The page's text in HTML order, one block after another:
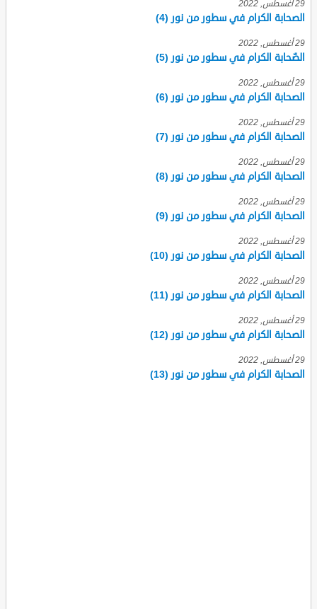
29 أغسطس, 2022
الصحابة الكرام في سطور من نور (4)
29 أغسطس, 2022
الصّحابة الكرام في سطور من نور (5)
29 أغسطس, 2022
الصحابة الكرام في سطور من نور (6)
29 أغسطس, 2022
الصحابة الكرام في سطور من نور (7)
29 أغسطس, 2022
الصحابة الكرام في سطور من نور (8)
29 أغسطس, 2022
الصحابة الكرام في سطور من نور (9)
29 أغسطس, 2022
الصحابة الكرام في سطور من نور (10)
29 أغسطس, 2022
الصحابة الكرام في سطور من نور (11)
29 أغسطس, 2022
الصحابة الكرام في سطور من نور (12)
29 أغسطس, 2022
الصحابة الكرام في سطور من نور (13)